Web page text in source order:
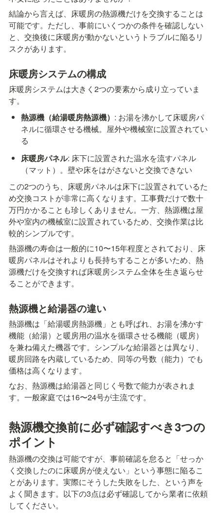
結論から言えば、床暖房の熱源機だけを交換することは
可能です。ただし、事前にいくつかの条件を確認しない
と、交換後に床暖房が動かないというトラブルに陥るリ
スクがあります。
床暖房システムの構成
床暖房システムは大きく2つの要素から成り立っていま
す。
熱源機（給湯暖房熱源機） : お湯を沸かして床暖房パ
ネルに循環させる機械。屋外や機械室に設置されてい
る
床暖房パネル: 床下に設置された温水を流すパネル
（マット）。壁や床をはがさないと交換できない
この2つのうち、床暖房パネルは床下に設置されているた
め交換コストが非常に高くなります。工事費だけで数十
万円かかることも珍しくありません。一方、熱源機は屋
外や室内の機械室に設置されているため、交換作業は比
較的シンプルです。
熱源機の寿命は一般的に10〜15年程度とされており、床
暖房パネルはそれよりも長持ちすることが多いため、熱
源機だけを交換すれば床暖房システム全体を生き返らせ
ることができます。
熱源機と給湯器の違い
熱源機は「給湯暖房熱源機」とも呼ばれ、お湯を沸かす
機能（給湯）と暖房用の温水を循環させる機能（暖房）
を兼ね備えた機器です。シンプルな給湯器とは異なり、
暖房回路を内蔵しているため、同等の号数（能力）でも
価格は高くなります。
なお、熱源機は給湯器と同じく号数で能力が表されま
す。一般家庭では16〜24号が主流です。
熱源機交換前に必ず確認すべき3つの
ポイント
熱源機の交換は可能ですが、事前確認を怠ると「せっか
く交換したのに床暖房が使えない」という事態に陥るこ
とがあります。実際にそうした失敗をした、という声を
よく聞きます。以下の3点は必ず確認してから業者に依頼
してください。